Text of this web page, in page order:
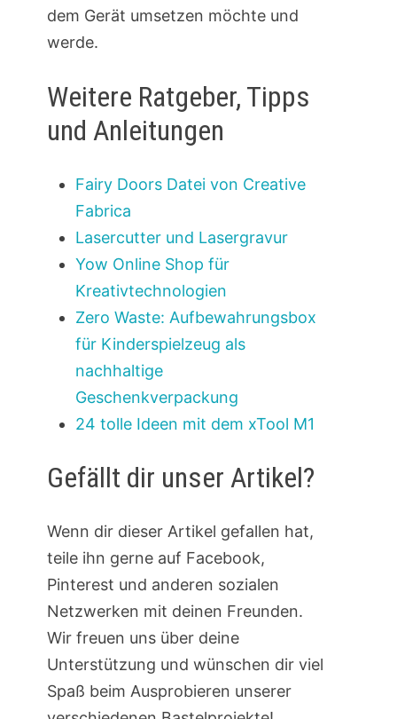
dem Gerät umsetzen möchte und
werde.
Weitere Ratgeber, Tipps
und Anleitungen
Fairy Doors Datei von Creative
Fabrica
Lasercutter und Lasergravur
Yow Online Shop für
Kreativtechnologien
Zero Waste: Aufbewahrungsbox
für Kinderspielzeug als
nachhaltige
Geschenkverpackung
24 tolle Ideen mit dem xTool M1
Gefällt dir unser Artikel?
Wenn dir dieser Artikel gefallen hat,
teile ihn gerne auf Facebook,
Pinterest und anderen sozialen
Netzwerken mit deinen Freunden.
Wir freuen uns über deine
Unterstützung und wünschen dir viel
Spaß beim Ausprobieren unserer